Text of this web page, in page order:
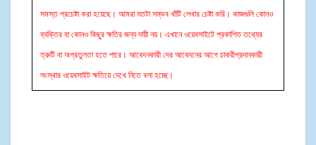
সমস্ত প্রচেষ্টা করা হয়েছে। আমরা যতটা সম্ভব খাঁটি লেখার চেষ্টা করি। কাজগুলি কোনও
ব্যক্তির বা কোনও কিছুর ক্ষতির জন্য দায়ী নয়। এখানে ওয়েবসাইটে প্রকাশিত তথ্যের
ত্রুটি বা অপ্রতুলতা হতে পারে। আবেদনকারী দের আবেদনের আগে চাকরীপ্রদানকারী
সংস্থার ওয়েবসাইট ক্ষতিয়ে দেখে নিতে বলা হচ্ছে।